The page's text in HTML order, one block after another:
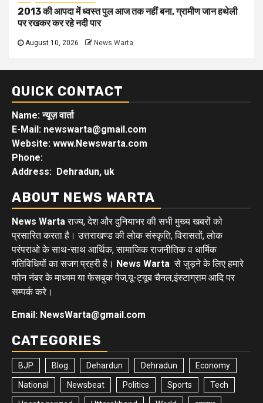
2013 की आपदा में ध्वस्त पुल आज तक नहीं बना, ग्रामीण जान हथेली
पर रखकर कर रहे नदी पार
August 10, 2026 News Warta
QUICK CONTACT
Name: न्यूज़ वार्ता
E-Mail: newswarta@gmail.com
Website: www.Newswarta.com
Phone:
Address: Dehradun, uk
ABOUT NEWS WARTA
News Warta राज्य, देश और दुनियाभर की सभी मुख्य खबरों को
प्रसारित करता है। उत्तराखण्ड की लोक संस्कृति, विरासतों, लोक
परंपराओ के साथ-साथ आर्थिक, सामाजिक राजनीतिक व धार्मिक
गतिविधियों का सजग प्रहरी है। News Warta से जुड़ने के लिए हमारे
फोन नंबर के माध्यम या फेसबुक पेज,यू-ट्यूब चैनल,इंस्टाग्राम आदि पर
सम्पर्क करे।
Email: NewsWarta@gmail.com
CATEGORIES
BJP Blog Dehardun Dehradun Economy
National Newsbeat Politics Sports Tech